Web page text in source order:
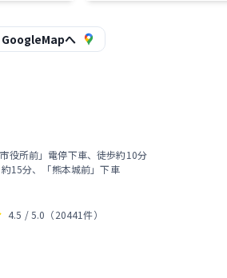
しまい、現
。しかし、
には出口を
声かけがス
。６階の天
いたいです
GoogleMapへ
役所前」電停下車、徒歩約10分
15分、「熊本城前」下車
4.5 / 5.0 （20441件）